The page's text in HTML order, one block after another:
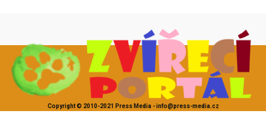
Copyright © 2010-2021 Press Media - info@press-media.cz